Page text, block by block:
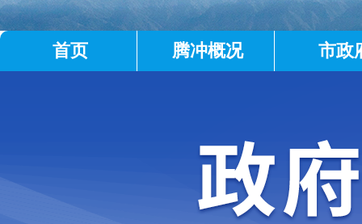
首页 腾冲概况 市政